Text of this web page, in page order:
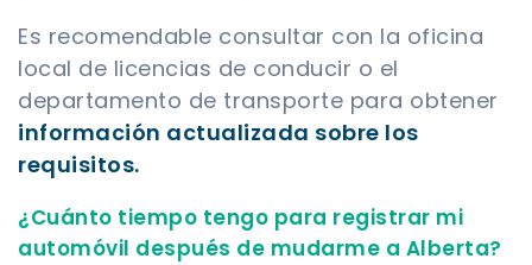
Es recomendable consultar con la oficina
local de licencias de conducir o el
departamento de transporte para obtener
información actualizada sobre los
requisitos.
¿Cuánto tiempo tengo para registrar mi
automóvil después de mudarme a Alberta?